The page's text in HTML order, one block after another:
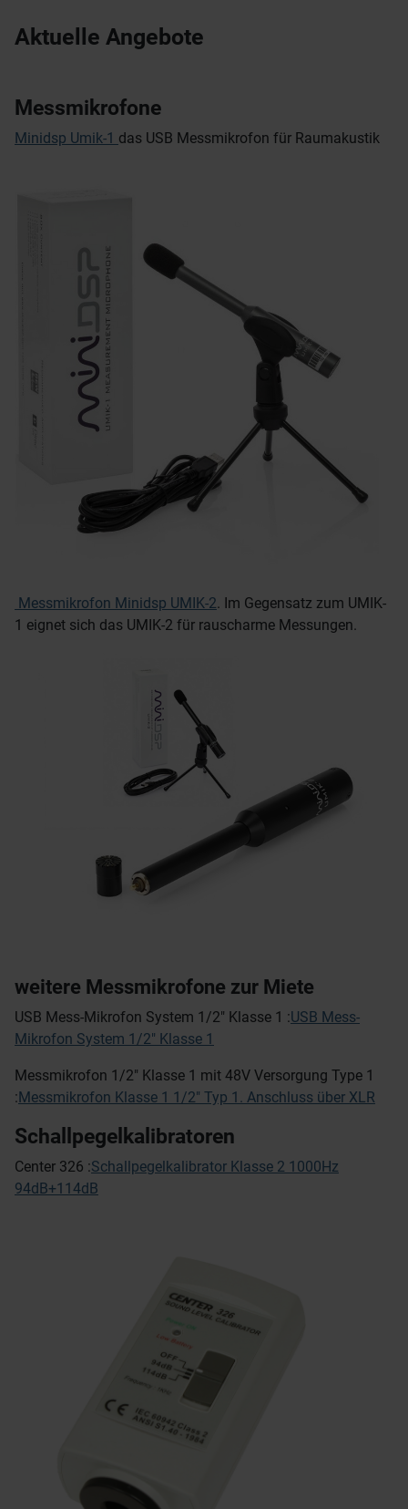
Aktuelle Angebote
Messmikrofone
Minidsp Umik-1 das USB Messmikrofon für Raumakustik
Messmikrofon Minidsp UMIK-2. Im Gegensatz zum UMIK-
1 eignet sich das UMIK-2 für rauscharme Messungen.
weitere Messmikrofone zur Miete
USB Mess-Mikrofon System 1/2" Klasse 1 :USB Mess-
Mikrofon System 1/2" Klasse 1
Messmikrofon 1/2" Klasse 1 mit 48V Versorgung Type 1
:Messmikrofon Klasse 1 1/2" Typ 1. Anschluss über XLR
Schallpegelkalibratoren
Center 326 :Schallpegelkalibrator Klasse 2 1000Hz
94dB+114dB